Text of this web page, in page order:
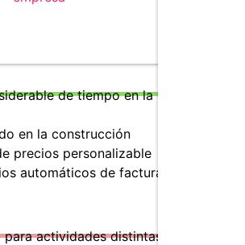
de tiempo en la gestión de
en la construcción
precios personalizable
automáticos de facturas
actividades distintas de la